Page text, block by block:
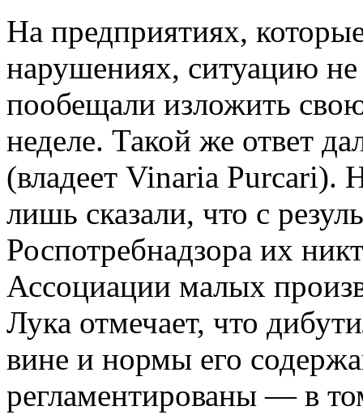
На предприятиях,
нарушениях, ситуацию
пообещали изложить
неделе. Такой же ответ
(владеет Vinaria Purcari).
лишь сказали, что с
Роспотребнадзора их
Ассоциации малых
Лука отмечает, что
вине и нормы его
регламентированы — в